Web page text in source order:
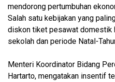
mendorong pertumbuhan
Salah satu kebijakan yang
diskon tiket pesawat domestik
sekolah dan periode Natal-
Menteri Koordinator Bidang
Hartarto, mengatakan insentif